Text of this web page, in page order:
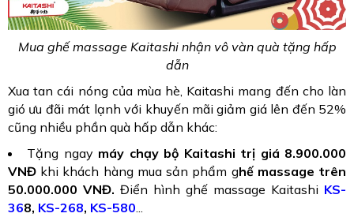
Mua ghế massage Kaitashi nhận vô vàn quà tặng hấp
dẫn
Xua tan cái nóng của mùa hè, Kaitashi mang đến cho làn
gió ưu đãi mát lạnh với khuyến mãi giảm giá lên đến 52%
cũng nhiều phần quà hấp dẫn khác:
Tặng ngay máy chạy bộ Kaitashi trị giá 8.900.000
VNĐ khi khách hàng mua sản phẩm ghế massage trên
50.000.000 VNĐ. Điển hình ghế massage Kaitashi KS-
368, KS-268, KS-580...